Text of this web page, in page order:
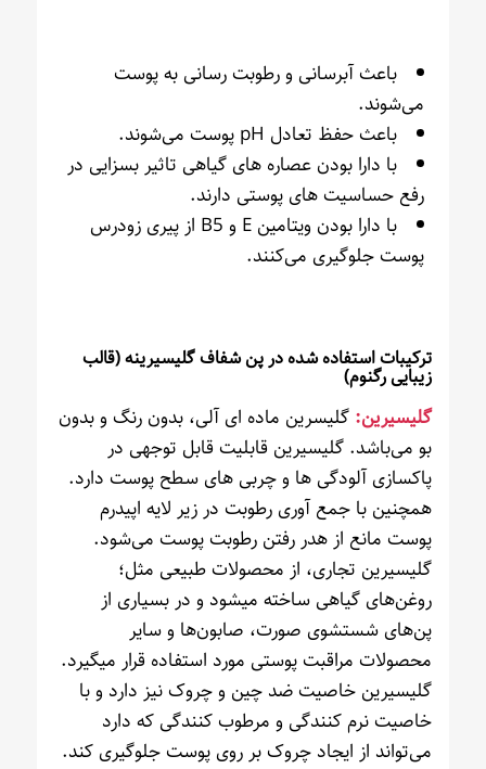
باعث آبرسانی و رطوبت رسانی به پوست
می‌شوند.
باعث حفظ تعادل pH پوست می‌شوند.
با دارا بودن عصاره های گیاهی تاثیر بسزایی در
رفع حساسیت های پوستی دارند.
با دارا بودن ویتامین E و B5 از پیری زودرس
پوست جلوگیری می‌کنند.
ترکیبات استفاده شده در پن شفاف گلیسیرینه (قالب
زیبایی رگنوم)
گلیسیرین: گلیسرین ماده ای آلی، بدون رنگ و بدون
بو می‌باشد. گلیسیرین قابلیت قابل توجهی در
پاکسازی آلودگی ها و چربی های سطح پوست دارد.
همچنین با جمع آوری رطوبت در زیر لایه اپیدرم
پوست مانع از هدر رفتن رطوبت پوست می‌شود.
گلیسیرین تجاری، از محصولات طبیعی مثل؛
روغن‌های گیاهی ساخته میشود و در بسیاری از
پن‌های شستشوی صورت، صابون‌ها و سایر
محصولات مراقبت پوستی مورد استفاده قرار میگیرد.
گلیسیرین خاصیت ضد چین و چروک نیز دارد و با
خاصیت نرم کنندگی و مرطوب کنندگی که دارد
می‌تواند از ایجاد چروک بر روی پوست جلوگیری کند.